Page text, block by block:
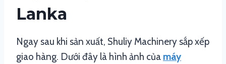
Lanka
Ngay sau khi sản xuất, Shuliy Machinery sắp xếp
giao hàng. Dưới đây là hình ảnh của máy